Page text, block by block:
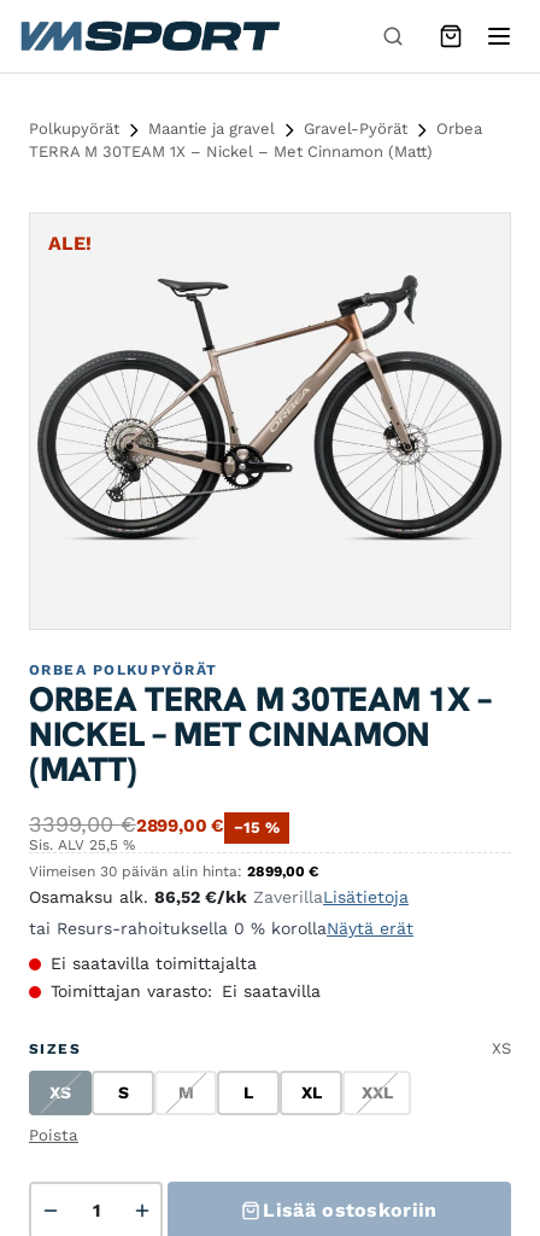
Siirry sisältöön
Polkupyörät Maantie ja gravel Gravel-Pyörät
Orbea
TERRA M 30TEAM 1X – Nickel – Met Cinnamon (Matt)
ALE!
ORBEA POLKUPYÖRÄT
ORBEA TERRA M 30TEAM 1X –
NICKEL – MET CINNAMON
(MATT)
3399,00€
Alkuperäinen hinta oli: 3399,00 €.
2899,00€
Nykyinen hinta on: 2899,00 €.
−15 %
Sis. ALV 25,5 %
Viimeisen 30 päivän alin hinta: 2899,00 €
Osamaksu alk. 86,52 €/kk ZaverillaLisätietoja
tai Resurs-rahoituksella 0 % korollaNäytä erät
Ei saatavilla toimittajalta
Toimittajan varasto:
Ei saatavilla
SIZES XS
XS
XS S
S M
M L
L XL
XL XXL
XXL
Poista
Lisää ostoskoriin